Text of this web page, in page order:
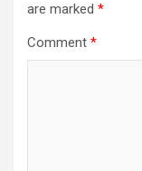
are marked *
Comment *